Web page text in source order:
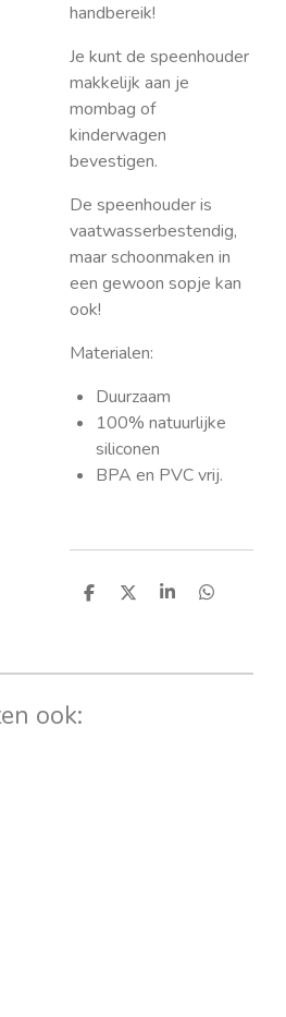
handbereik!
Je kunt de speenhouder
makkelijk aan je
mombag of
kinderwagen
bevestigen.
De speenhouder is
vaatwasserbestendig,
maar schoonmaken in
een gewoon sopje kan
ook!
Materialen:
Duurzaam
100% natuurlijke
siliconen
BPA en PVC vrij.
D
n
D
S
e
D
n
ook: